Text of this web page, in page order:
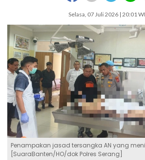
Selasa, 07 Juli 2026 | 20:01
Penampakan jasad tersangka AN yang
[SuaraBanten/HO/dok Polres Serang]